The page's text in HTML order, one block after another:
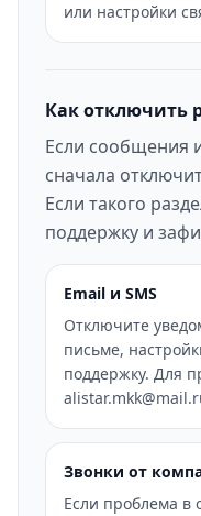
или настройки
Как отключить
Если сообщения
сначала
Если такого
поддержку и
Email и SMS
Отключите
письме,
поддержку. Для
Звонки от
Если проблема в